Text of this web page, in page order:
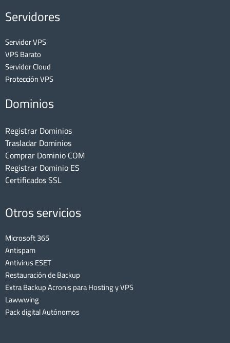
Servidores
Servidor VPS
VPS Barato
Servidor Cloud
Protección VPS
Dominios
Registrar Dominios
Trasladar Dominios
Comprar Dominio COM
Registrar Dominio ES
Certificados SSL
Otros servicios
Microsoft 365
Antispam
Antivirus ESET
Restauración de Backup
Extra Backup Acronis para Hosting y VPS
Lawwwing
Pack digital Autónomos